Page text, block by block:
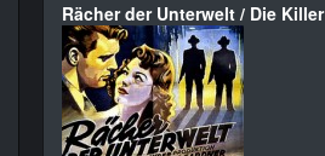
Rächer der Unterwelt / Die Killer